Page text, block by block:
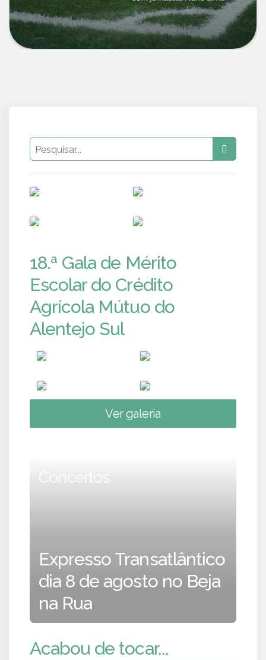
18.ª Gala de Mérito
Escolar do Crédito
Agrícola Mútuo do
Alentejo Sul
Ver galeria
Concertos
Expresso Transatlântico
dia 8 de agosto no Beja
na Rua
Acabou de tocar...